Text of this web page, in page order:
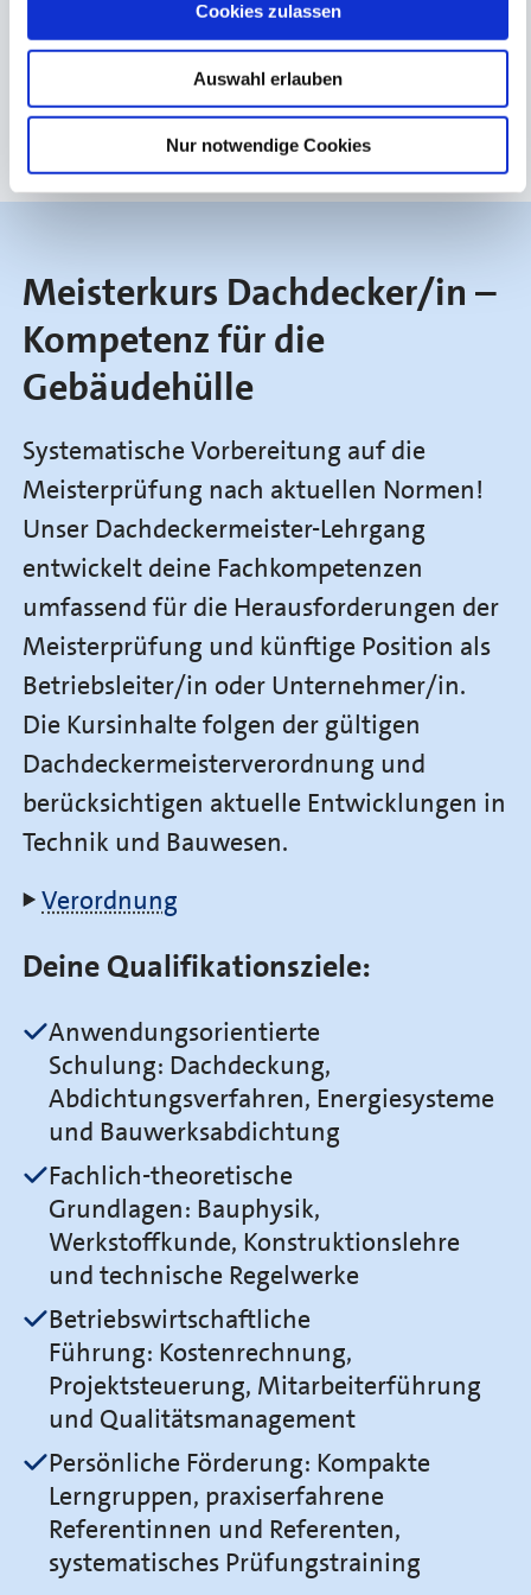
Cookies zulassen
Auswahl erlauben
Nur notwendige Cookies
zu können, müssen Sie Cookies aktivieren. Sie können
Einstellungen öffnen
Meisterkurs Dachdecker/in –
Kompetenz für die
Gebäudehülle
Systematische Vorbereitung auf die
Meisterprüfung nach aktuellen Normen!
Unser Dachdeckermeister-Lehrgang
entwickelt deine Fachkompetenzen
umfassend für die Herausforderungen der
Meisterprüfung und künftige Position als
Betriebsleiter/in oder Unternehmer/in.
Die Kursinhalte folgen der gültigen
Dachdeckermeisterverordnung und
berücksichtigen aktuelle Entwicklungen in
Technik und Bauwesen.
Verordnung
Deine Qualifikationsziele:
Anwendungsorientierte
Schulung: Dachdeckung,
Abdichtungsverfahren, Energiesysteme
und Bauwerksabdichtung
Fachlich-theoretische
Grundlagen: Bauphysik,
Werkstoffkunde, Konstruktionslehre
und technische Regelwerke
Betriebswirtschaftliche
Führung: Kostenrechnung,
Projektsteuerung, Mitarbeiterführung
und Qualitätsmanagement
Persönliche Förderung: Kompakte
Lerngruppen, praxiserfahrene
Referentinnen und Referenten,
systematisches Prüfungstraining